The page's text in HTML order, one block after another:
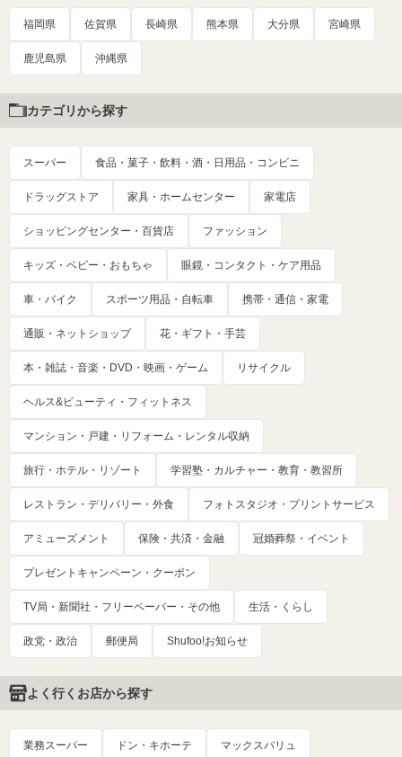
福岡県 佐賀県 長崎県 熊本県 大分県 宮崎県
鹿児島県 沖縄県
カテゴリから探す
スーパー 食品・菓子・飲料・酒・日用品・コンビニ
ドラッグストア 家具・ホームセンター 家電店
ショッピングセンター・百貨店 ファッション
キッズ・ベビー・おもちゃ 眼鏡・コンタクト・ケア用品
車・バイク スポーツ用品・自転車 携帯・通信・家電
通販・ネットショップ 花・ギフト・手芸
本・雑誌・音楽・DVD・映画・ゲーム リサイクル
ヘルス&ビューティ・フィットネス
マンション・戸建・リフォーム・レンタル収納
旅行・ホテル・リゾート 学習塾・カルチャー・教育・教習所
レストラン・デリバリー・外食 フォトスタジオ・プリントサービス
アミューズメント 保険・共済・金融 冠婚葬祭・イベント
プレゼントキャンペーン・クーポン
TV局・新聞社・フリーペーパー・その他 生活・くらし
政党・政治 郵便局 Shufoo!お知らせ
よく行くお店から探す
業務スーパー ドン・キホーテ マックスバリュ